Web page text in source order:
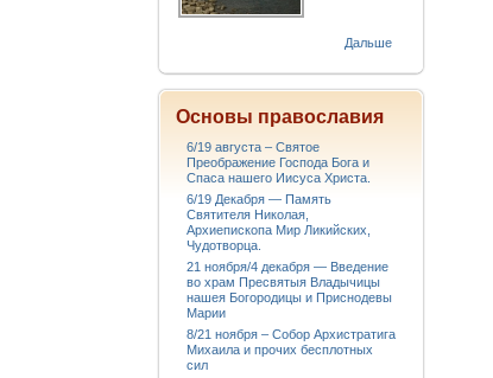
Дальше
Основы православия
6/19 августа – Святое
Преображение Господа Бога и
Спаса нашего Иисуса Христа.
6/19 Декабря — Память
Святителя Николая,
Архиепископа Мир Ликийских,
Чудотворца.
21 ноября/4 декабря — Введение
во храм Пресвятыя Владычицы
нашея Богородицы и Приснодевы
Марии
8/21 ноября – Собор Архистратига
Михаила и прочих бесплотных
сил